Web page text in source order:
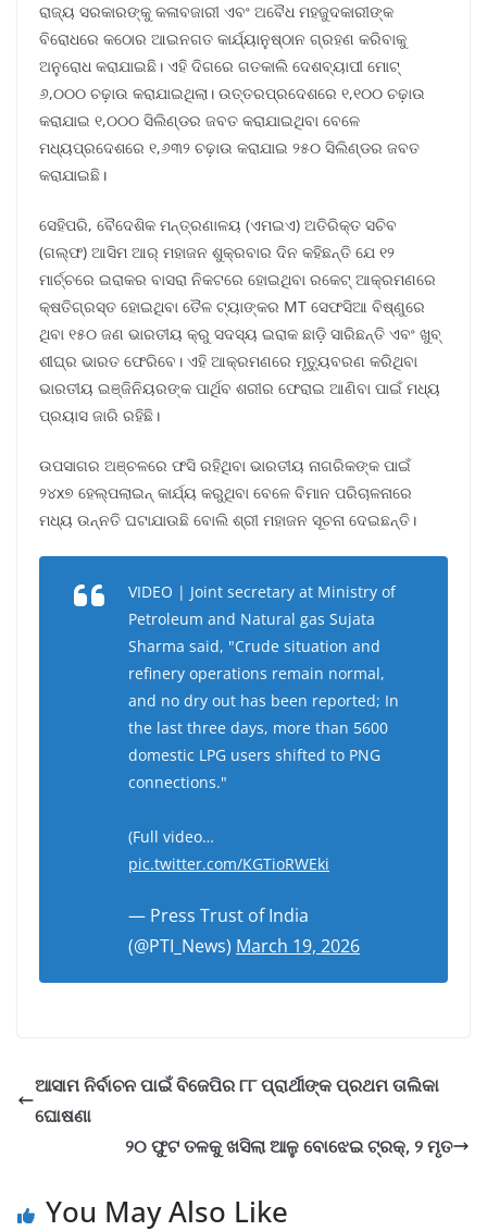
ରାଜ୍ୟ ସରକାରଙ୍କୁ କଳାବଜାରୀ ଏବଂ ଅବୈଧ ମହଜୁଦକାରୀଙ୍କ
ବିରୋଧରେ କଠୋର ଆଇନଗତ କାର୍ଯ୍ୟାନୁଷ୍ଠାନ ଗ୍ରହଣ କରିବାକୁ
ଅନୁରୋଧ କରାଯାଇଛି। ଏହି ଦିଗରେ ଗତକାଲି ଦେଶବ୍ୟାପୀ ମୋଟ୍
୬,୦୦୦ ଚଢ଼ାଉ କରାଯାଇଥିଲା। ଉତ୍ତରପ୍ରଦେଶରେ ୧,୧୦୦ ଚଢ଼ାଉ
କରାଯାଇ ୧,୦୦୦ ସିଲିଣ୍ଡର ଜବତ କରାଯାଇଥିବା ବେଳେ
ମଧ୍ୟପ୍ରଦେଶରେ ୧,୬୩୨ ଚଢ଼ାଉ କରାଯାଇ ୨୫୦ ସିଲିଣ୍ଡର ଜବତ
କରାଯାଇଛି।
ସେହିପରି, ବୈଦେଶିକ ମନ୍ତ୍ରଣାଳୟ (ଏମଇଏ) ଅତିରିକ୍ତ ସଚିବ
(ଗଲ୍ଫ) ଆସିମ ଆର୍ ମହାଜନ ଶୁକ୍ରବାର ଦିନ କହିଛନ୍ତି ଯେ ୧୨
ମାର୍ଚ୍ଚରେ ଇରାକର ବାସରା ନିକଟରେ ହୋଇଥିବା ରକେଟ୍ ଆକ୍ରମଣରେ
କ୍ଷତିଗ୍ରସ୍ତ ହୋଇଥିବା ତୈଳ ଟ୍ୟାଙ୍କର MT ସେଫସିଆ ବିଷ୍ଣୁରେ
ଥିବା ୧୫୦ ଜଣ ଭାରତୀୟ କ୍ରୁ ସଦସ୍ୟ ଇରାକ ଛାଡ଼ି ସାରିଛନ୍ତି ଏବଂ ଖୁବ୍
ଶୀଘ୍ର ଭାରତ ଫେରିବେ। ଏହି ଆକ୍ରମଣରେ ମୃତ୍ୟୁବରଣ କରିଥିବା
ଭାରତୀୟ ଇଞ୍ଜିନିୟରଙ୍କ ପାର୍ଥିବ ଶରୀର ଫେରାଇ ଆଣିବା ପାଇଁ ମଧ୍ୟ
ପ୍ରୟାସ ଜାରି ରହିଛି।
ଉପସାଗର ଅଞ୍ଚଳରେ ଫସି ରହିଥିବା ଭାରତୀୟ ନାଗରିକଙ୍କ ପାଇଁ
୨୪x୭ ହେଲ୍ପଲାଇନ୍ କାର୍ଯ୍ୟ କରୁଥିବା ବେଳେ ବିମାନ ପରିଚାଳନାରେ
ମଧ୍ୟ ଉନ୍ନତି ଘଟାଯାଉଛି ବୋଲି ଶ୍ରୀ ମହାଜନ ସୂଚନା ଦେଇଛନ୍ତି।
VIDEO | Joint secretary at Ministry of
Petroleum and Natural gas Sujata
Sharma said, "Crude situation and
refinery operations remain normal,
and no dry out has been reported; In
the last three days, more than 5600
domestic LPG users shifted to PNG
connections."
(Full video…
pic.twitter.com/KGTioRWEki
— Press Trust of India
(@PTI_News) March 19, 2026
ଆସାମ ନିର୍ବାଚନ ପାଇଁ ବିଜେପିର ୮୮ ପ୍ରାର୍ଥୀଙ୍କ ପ୍ରଥମ ତାଲିକା
ଘୋଷଣା
୨୦ ଫୁଟ ତଳକୁ ଖସିଲା ଆଳୁ ବୋଝେଇ ଟ୍ରକ୍, ୨ ମୃତ
You May Also Like